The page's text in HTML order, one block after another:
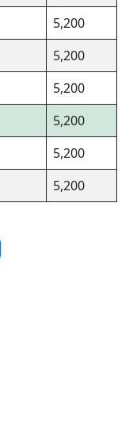
5,200
5,200
5,200
5,200
5,200
5,200